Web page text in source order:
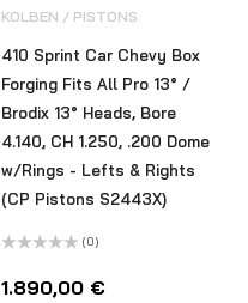
KOLBEN / PISTONS
410 Sprint Car Chevy Box
Forging Fits All Pro 13° /
Brodix 13° Heads, Bore
4.140, CH 1.250, .200 Dome
w/Rings - Lefts & Rights
(CP Pistons S2443X)
mit
0
(0)
1.890,00 €